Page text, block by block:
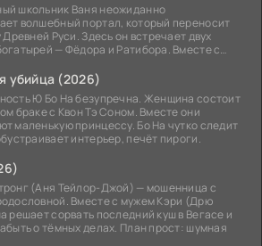
школьник Ваня неожиданно
волшебный портал, который переносит
Древней Руси. Здесь он встречает двух
— Фёдора и Ратибора. Вместе с
убийца (2026)
Ю Бо На безупречна. Женщина состоит
браке с Квон Тэ Соном. Вместе они
маленькую принцессу. Бо На чутко следит
интерьер, печёт пироги.
(Аня Тейлор-Джой) — мошенница с
Вместе с мужем Кэри (Дрю
решает сорвать последний куш в Вегасе и
о тёмных делах. План прост: шумная